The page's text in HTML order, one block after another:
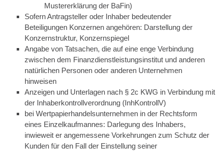
Mustererklärung der BaFin)
Sofern Antragsteller oder Inhaber bedeutender
Beteiligungen Konzernen angehören: Darstellung der
Konzernstruktur, Konzernspiegel
Angabe von Tatsachen, die auf eine enge Verbindung
zwischen dem Finanzdienstleistungsinstitut und anderen
natürlichen Personen oder anderen Unternehmen
hinweisen
Anzeigen und Unterlagen nach § 2c KWG in Verbindung mit
der Inhaberkontrollverordnung (InhKontrollV)
bei Wertpapierhandelsunternehmen in der Rechtsform
eines Einzelkaufmannes: Darlegung des Inhabers,
inwieweit er angemessene Vorkehrungen zum Schutz der
Kunden für den Fall der Einstellung seiner